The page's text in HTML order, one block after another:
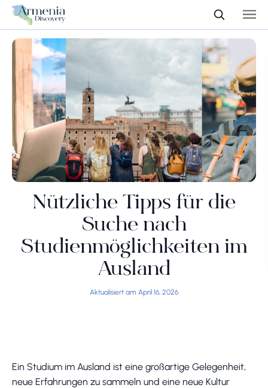
Nützliche Tipps für die
Suche nach
Studienmöglichkeiten im
Ausland
Aktualisiert am April 16, 2026
Ein Studium im Ausland ist eine großartige Gelegenheit,
neue Erfahrungen zu sammeln und eine neue Kultur